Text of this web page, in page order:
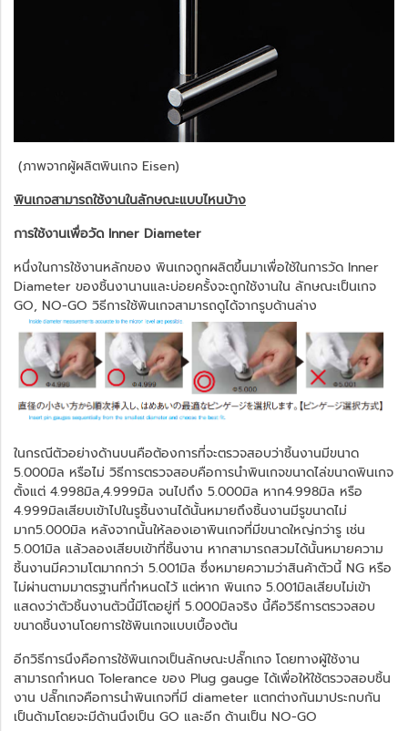
(ภาพจากผู้ผลิตพินเกจ Eisen)
พินเกจสามารถใช้งานในลักษณะแบบไหนบ้าง
การใช้งานเพื่อวัด Inner Diameter
หนึ่งในการใช้งานหลักของ พินเกจถูกผลิตขึ้นมาเพื่อใช้ในการวัด Inner
Diameter ของชิ้นงานานและบ่อยครั้งจะถูกใช้งานใน ลักษณะเป็นเกจ
GO, NO-GO วิธีการใช้พินเกจสามารถดูได้จากรูบด้านล่าง
ในกรณีตัวอย่างด้านบนคือต้องการที่จะตรวจสอบว่าชิ้นงานมีขนาด
5.000มิล หรือไม่ วิธีการตรวจสอบคือการนำพินเกจขนาดไล่ขนาดพินเกจ
ตั้งแต่ 4.998มิล,4.999มิล จนไปถึง 5.000มิล หาก4.998มิล หรือ
4.999มิลเสียบเข้าไปในรูชิ้นงานได้นั้นหมายถึงชิ้นงานมีรูขนาดไม่
มาก5.000มิล หลังจากนั้นให้ลองเอาพินเกจที่มีขนาดใหญ่กว่ารู เช่น
5.001มิล แล้วลองเสียบเข้าที่ชิ้นงาน หากสามารถสวมได้นั้นหมายความ
ชิ้นงานมีความโตมากกว่า 5.001มิล ซึ่งหมายความว่าสินค้าตัวนี้ NG หรือ
ไม่ผ่านตามมาตรฐานที่กำหนดไว้ แต่หาก พินเกจ 5.001มิลเสียบไม่เข้า
แสดงว่าตัวชิ้นงานตัวนี้มีโตอยู่ที่ 5.000มิลจริง นี้คือวิธีการตรวจสอบ
ขนาดชิ้นงานโดยการใช้พินเกจแบบเบื้องต้น
อีกวิธีการนึงคือการใช้พินเกจเป็นลักษณะปลั๊กเกจ โดยทางผู้ใช้งาน
สามารถกำหนด Tolerance ของ Plug gauge ได้เพื่อให้ใช้ตรวจสอบชิ้น
งาน ปลั๊กเกจคือการนำพินเกจที่มี diameter แตกต่างกันมาประกบกัน
เป็นด้ามโดยจะมีด้านนึงเป็น GO และอีก ด้านเป็น NO-GO